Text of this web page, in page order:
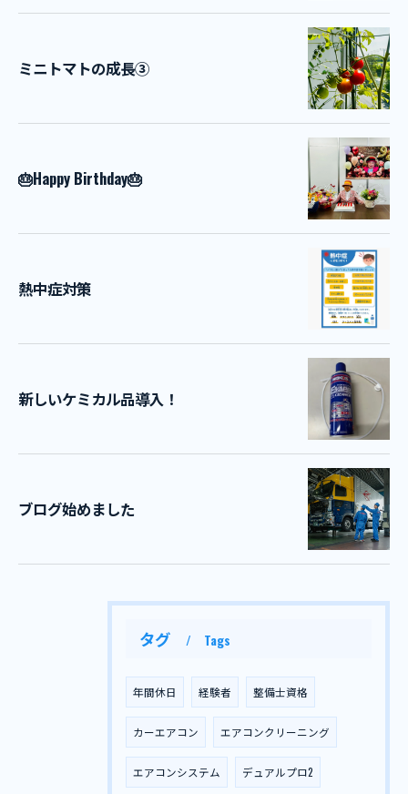
ミニトマトの成長③
🎂Happy Birthday🎂
熱中症対策
新しいケミカル品導入！
ブログ始めました
タグ Tags
年間休日 経験者 整備士資格
カーエアコン エアコンクリーニング
エアコンシステム デュアルプロ2